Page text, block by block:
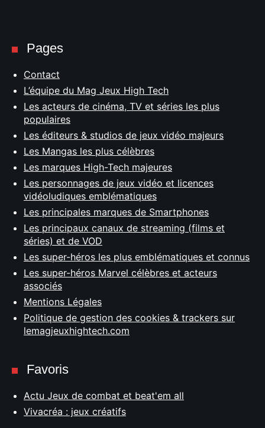
Pages
Contact
L’équipe du Mag Jeux High Tech
Les acteurs de cinéma, TV et séries les plus
populaires
Les éditeurs & studios de jeux vidéo majeurs
Les Mangas les plus célèbres
Les marques High-Tech majeures
Les personnages de jeux vidéo et licences
vidéoludiques emblématiques
Les principales marques de Smartphones
Les principaux canaux de streaming (films et
séries) et de VOD
Les super-héros les plus emblématiques et connus
Les super-héros Marvel célèbres et acteurs
associés
Mentions Légales
Politique de gestion des cookies & trackers sur
lemagjeuxhightech.com
Favoris
Actu Jeux de combat et beat'em all
Vivacréa : jeux créatifs